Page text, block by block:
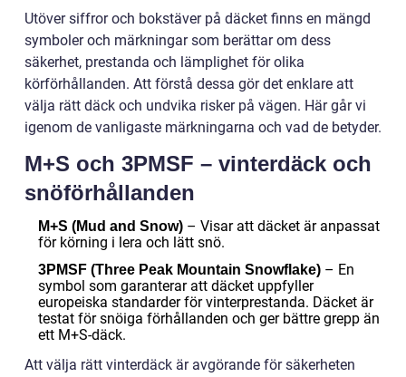
Utöver siffror och bokstäver på däcket finns en mängd
symboler och märkningar som berättar om dess
säkerhet, prestanda och lämplighet för olika
körförhållanden. Att förstå dessa gör det enklare att
välja rätt däck och undvika risker på vägen. Här går vi
igenom de vanligaste märkningarna och vad de betyder.
M+S och 3PMSF – vinterdäck och
snöförhållanden
M+S (Mud and Snow) – Visar att däcket är anpassat
för körning i lera och lätt snö.
3PMSF (Three Peak Mountain Snowflake) – En
symbol som garanterar att däcket uppfyller
europeiska standarder för vinterprestanda. Däcket är
testat för snöiga förhållanden och ger bättre grepp än
ett M+S-däck.
Att välja rätt vinterdäck är avgörande för säkerheten